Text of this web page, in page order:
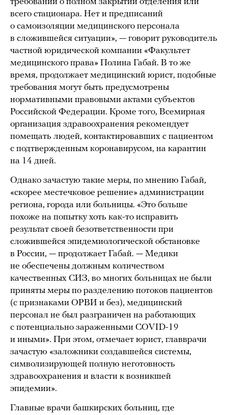
всего стационара. Нет и предписаний
о самоизоляции медицинского персонала
в сложившейся ситуации», — говорит руководитель
частной юридической компании «Факультет
медицинского права» Полина Габай. В то же
время, продолжает медицинский юрист, подобные
требования могут быть предусмотрены
нормативными правовыми актами субъектов
Российской Федерации. Кроме того, Всемирная
организация здравоохранения рекомендует
помещать людей, контактировавших с пациентом
с подтвержденным коронавирусом, на карантин
на 14 дней.
Однако зачастую такие меры, по мнению Габай,
«скорее местечковое решение» администрации
региона, города или больницы. «Это больше
похоже на попытку хоть как-то исправить
результат своей безответственности при
сложившейся эпидемиологической обстановке
в России, — продолжает Габай. — Медики
не обеспечены должным количеством
качественных СИЗ, во многих больницах не были
приняты меры по разделению потоков пациентов
(с признаками ОРВИ и без), медицинский
персонал не был разграничен на работающих
с потенциально зараженными COVID-19
и иными». При этом, отмечает юрист, главврачи
зачастую «заложники создавшейся системы,
символизирующей полную неготовность
здравоохранения и власти к возникшей
эпидемии».
Главные врачи башкирских больниц, где